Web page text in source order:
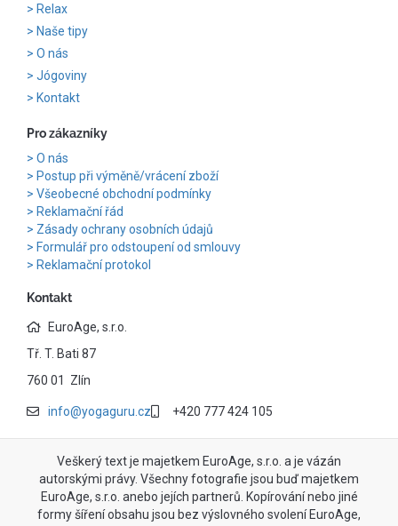
Relax
Naše tipy
O nás
Jógoviny
Kontakt
Pro zákazníky
O nás
Postup při výměně/vrácení zboží
Všeobecné obchodní podmínky
Reklamační řád
Zásady ochrany osobních údajů
Formulář pro odstoupení od smlouvy
Reklamační protokol
Kontakt
EuroAge, s.r.o.
Tř. T. Bati 87
760 01 Zlín
info@yogaguru.cz +420 777 424 105
Veškerý text je majetkem EuroAge, s.r.o. a je vázán
autorskými právy. Všechny fotografie jsou buď majetkem
EuroAge, s.r.o. anebo jejích partnerů. Kopírování nebo jiné
formy šíření obsahu jsou bez výslovného svolení EuroAge,